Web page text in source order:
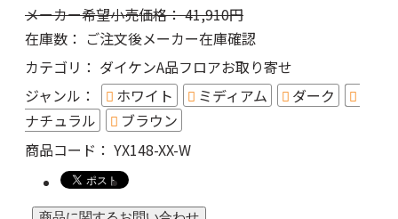
メーカー希望小売価格：41,910円
在庫数： ご注文後メーカー在庫確認
カテゴリ： ダイケンA品フロアお取り寄せ
ジャンル：
ホワイト ミディアム
ダーク
ナチュラル
ブラウン
商品コード： YX148-XX-W